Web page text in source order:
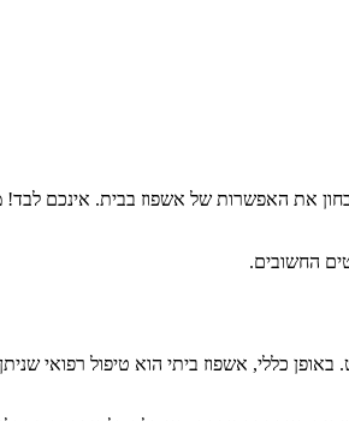
את האפשרות של אשפוז בבית. אינכם
החשובים.
כללי, אשפוז ביתי הוא טיפול רפואי